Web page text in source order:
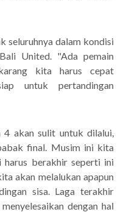
seluruhnya dalam kondisi
United. "Ada pemain
kita harus cepat
untuk pertandingan
4 akan sulit untuk dilalui,
final. Musim ini kita
harus berakhir seperti ini
akan melalukan apapun
sisa. Laga terakhir
dengan hal